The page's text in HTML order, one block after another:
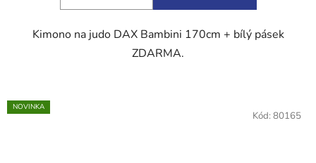
Kimono na judo DAX Bambini 170cm + bílý pásek
ZDARMA.
NOVINKA
Kód: 80165